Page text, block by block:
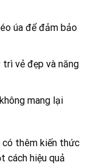
úa để đảm bảo
vẻ đẹp và năng
mang lại
có thêm kiến thức
cách hiệu quả